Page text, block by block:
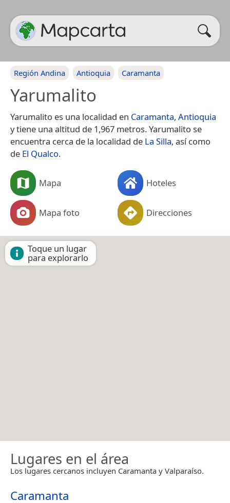
Región Andina Antioquia Caramanta
Yarumalito
Yarumalito es una localidad en Caramanta, Antioquia
y tiene una altitud de 1,967 metros. Yarumalito se
encuentra cerca de la localidad de La Silla, así como
de El Qualco.
Mapa Hoteles
Mapa foto Direcciones
Toque un lugar
para explorarlo
Lugares en el área
Los lugares cercanos incluyen Caramanta y Valparaíso.
Caramanta